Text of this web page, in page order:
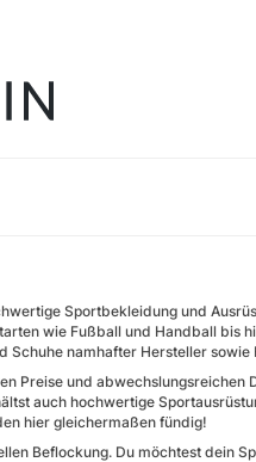
Sportbekleidung und
wie Fußball und Handball bis
Schuhe namhafter Hersteller
Preise und
auch hochwertige
hier gleichermaßen fündig!
Beflockung. Du möchtest dein